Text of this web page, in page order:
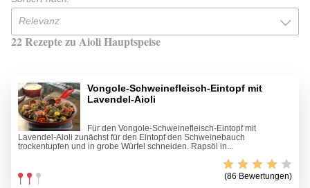
Relevanz
22 Rezepte zu Aioli Hauptspeise
Vongole-Schweinefleisch-Eintopf mit
Lavendel-Aioli
Für den Vongole-Schweinefleisch-Eintopf mit
Lavendel-Aioli zunächst für den Eintopf den Schweinebauch
trockentupfen und in grobe Würfel schneiden. Rapsöl in...
(86 Bewertungen)